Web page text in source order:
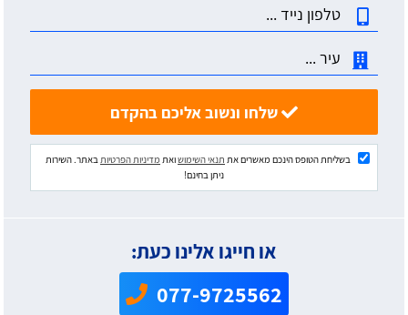
בשליחת הטופס הינכם מאשרים את תנאי השימושואת מדיניות הפרטיותבאתר. השירות
ניתן בחינם!
או חייגו אלינו כעת:
077-9725562